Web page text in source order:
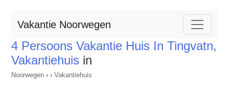
Vakantie Noorwegen
4 Persoons Vakantie Huis In Tingvatn,
Vakantiehuis in
Noorwegen › › Vakantiehuis